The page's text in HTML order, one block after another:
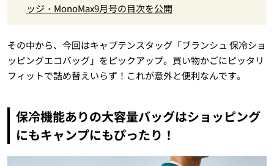
ッジ・MonoMax9月号の目次を公開
その中から、今回はキャプテンスタッグ「ブランシュ 保冷ショ
ッピングエコバッグ」をピックアップ。買い物かごにピッタリ
フィットで詰め替えいらず！これが意外と便利なんです。
保冷機能ありの大容量バッグはショッピング
にもキャンプにもぴったり！